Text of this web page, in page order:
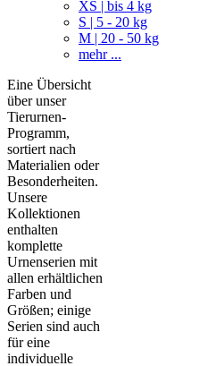
XS | bis 4 kg
S | 5 - 20 kg
M | 20 - 50 kg
mehr ...
Eine Übersicht
über unser
Tierurnen-
Programm,
sortiert nach
Materialien oder
Besonderheiten.
Unsere
Kollektionen
enthalten
komplette
Urnenserien mit
allen erhältlichen
Farben und
Größen; einige
Serien sind auch
für eine
individuelle